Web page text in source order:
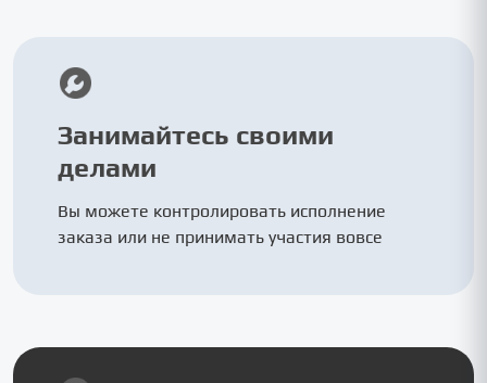
Занимайтесь своими
делами
Вы можете контролировать исполнение
заказа или не принимать участия вовсе